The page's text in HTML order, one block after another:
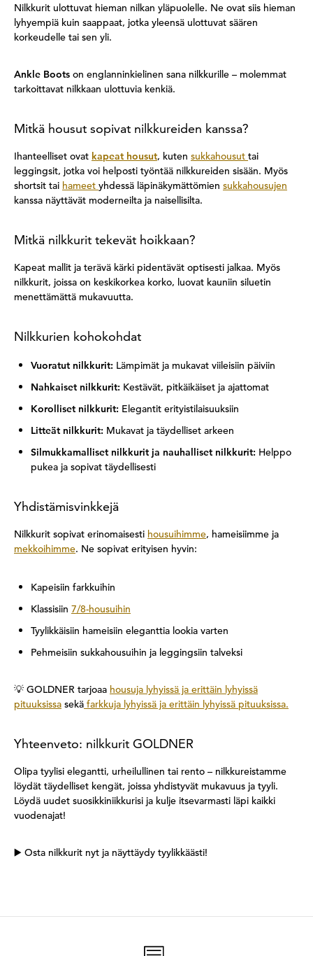
Nilkkurit ulottuvat hieman nilkan yläpuolelle. Ne ovat siis hieman
lyhyempiä kuin saappaat, jotka yleensä ulottuvat säären
korkeudelle tai sen yli.
Ankle Boots on englanninkielinen sana nilkkurille – molemmat
tarkoittavat nilkkaan ulottuvia kenkiä.
Mitkä housut sopivat nilkkureiden kanssa?
Ihanteelliset ovat kapeat housut, kuten sukkahousut tai
leggingsit, jotka voi helposti työntää nilkkureiden sisään. Myös
shortsit tai hameet yhdessä läpinäkymättömien sukkahousujen
kanssa näyttävät moderneilta ja naisellisilta.
Mitkä nilkkurit tekevät hoikkaan?
Kapeat mallit ja terävä kärki pidentävät optisesti jalkaa. Myös
nilkkurit, joissa on keskikorkea korko, luovat kauniin siluetin
menettämättä mukavuutta.
Nilkkurien kohokohdat
Vuoratut nilkkurit: Lämpimät ja mukavat viileisiin päiviin
Nahkaiset nilkkurit: Kestävät, pitkäikäiset ja ajattomat
Korolliset nilkkurit: Elegantit erityistilaisuuksiin
Litteät nilkkurit: Mukavat ja täydelliset arkeen
Silmukkamalliset nilkkurit ja nauhalliset nilkkurit: Helppo
pukea ja sopivat täydellisesti
Yhdistämisvinkkejä
Nilkkurit sopivat erinomaisesti housuihimme, hameisiimme ja
mekkoihimme. Ne sopivat erityisen hyvin:
Kapeisiin farkkuihin
Klassisiin 7/8-housuihin
Tyylikkäisiin hameisiin eleganttia lookia varten
Pehmeisiin sukkahousuihin ja leggingsiin talveksi
💡 GOLDNER tarjoaa housuja lyhyissä ja erittäin lyhyissä
pituuksissa sekä farkkuja lyhyissä ja erittäin lyhyissä pituuksissa.
Yhteenveto: nilkkurit GOLDNER
Olipa tyylisi elegantti, urheilullinen tai rento – nilkkureistamme
löydät täydelliset kengät, joissa yhdistyvät mukavuus ja tyyli.
Löydä uudet suosikkiniikkurisi ja kulje itsevarmasti läpi kaikki
vuodenajat!
▶️ Osta nilkkurit nyt ja näyttäydy tyylikkäästi!